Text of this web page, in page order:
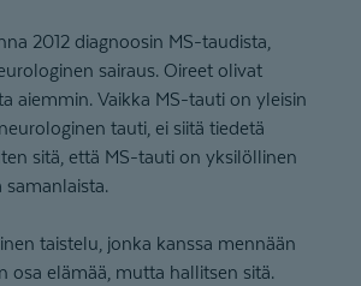
2012 diagnoosin MS-taudista,
sairaus. Oireet olivat
aiemmin. Vaikka MS-tauti on yleisin
tauti, ei siitä tiedetä
sitä, että MS-tauti on yksilöllinen
samanlaista.
taistelu, jonka kanssa mennään
osa elämää, mutta hallitsen sitä.